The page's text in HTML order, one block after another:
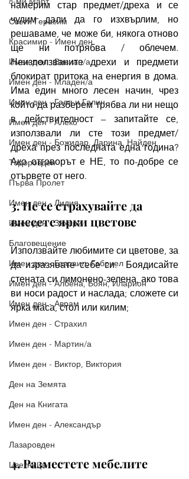
Свети Герасим
Красимир - Имен ден
Имен ден - Вивиан/а
Имен ден - Младен/а
Имен ден - Галя и Галин
Имен ден - Алеко
Имен ден - Божидар, Дарина, Найден
Тодоровден
Първа Пролет
Имен ден - Лидия
Имен ден - Захари
Благовещение
Имен ден - Гавраил, Габриел
Имен ден - Албена, Боян, Иларион
Имен ден - Аврам
Имен ден - Страхил
Имен ден - Мартин/а
Имен ден - Виктор, Виктория
Ден на Земята
Ден на Книгата
Имен ден - Александър
Лазаровден
Цветница
намерим стар предмет/дреха и се
чудим дали да го изхвърлим, но
решаваме, че може би, някога отново
ще ни потрябва / облечем.
Неизползваните дрехи и предмети
блокират притока на енергия в дома.
Има един много лесен начин, чрез
който да разберем трябва ли ни нещо
в действителност – запитайте се,
използвали ли сте този предмет/
дреха през последната една година?
Ако отговорът е НЕ, то по-добре се
отървете от него.
3. Не се страхувайте да
внесете ярки цветове
Използвайте любимите си цветове, за
да изразявате себе си.  Боядисайте
стената си лимонено-зелена, ако това
ви носи радост и наслада; сложете си
ярка маса, стол или килим;
4. Разместете мебелите